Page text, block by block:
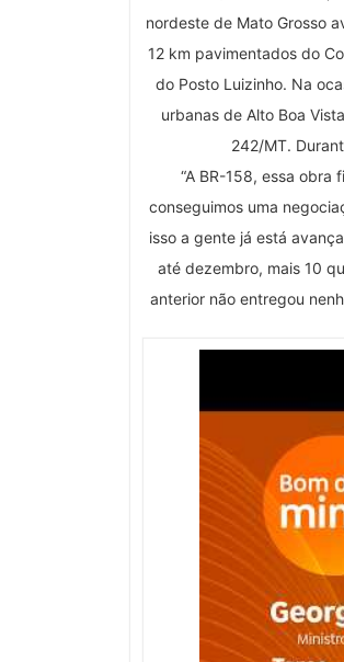
nordeste de Mato Grosso
12 km pavimentados do
do Posto Luizinho. Na
urbanas de Alto Boa
242/MT.
“A BR-158, essa
conseguimos uma
isso a gente já está
até dezembro, mais 10
anterior não entregou